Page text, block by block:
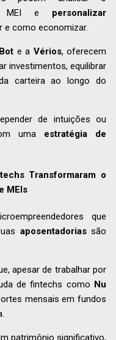
MEI e personalizar
e como economizar.
e a Vérios, oferecem
investimentos, equilibrar
carteira ao longo do
de intuições ou
uma estratégia de
Transformaram o
MEIs
que
aposentadoriassão
apesar de trabalhar por
de fintechs como Nu
mensais em fundos